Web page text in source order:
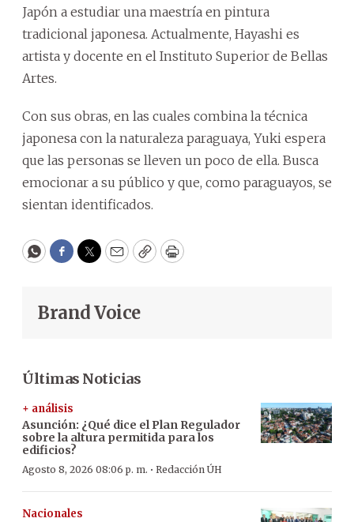
Japón a estudiar una maestría en pintura
tradicional japonesa. Actualmente, Hayashi es
artista y docente en el Instituto Superior de Bellas
Artes.
Con sus obras, en las cuales combina la técnica
japonesa con la naturaleza paraguaya, Yuki espera
que las personas se lleven un poco de ella. Busca
emocionar a su público y que, como paraguayos, se
sientan identificados.
WhatsApp
Facebook
Twitter
EmailCopyPrint
Brand Voice
Últimas Noticias
+ análisis
Asunción: ¿Qué dice el Plan Regulador
sobre la altura permitida para los
edificios?
Agosto 8, 2026 08:06 p. m. · Redacción ÚH
Nacionales